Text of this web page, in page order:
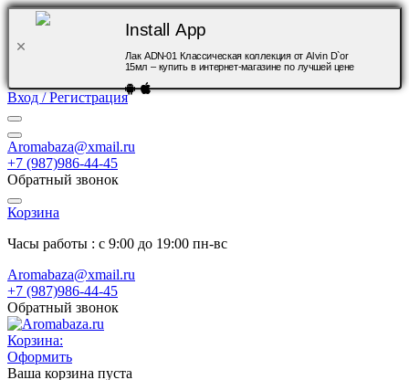
Install App
Лак ADN-01 Классическая коллекция от Alvin D`or
15мл – купить в интернет-магазине по лучшей цене
Вход / Регистрация
Aromabaza@xmail.ru
+7 (987)986-44-45
Обратный звонок
Корзина
Часы работы : с 9:00 до 19:00 пн-вс
Aromabaza@xmail.ru
+7 (987)986-44-45
Обратный звонок
Корзина:
Оформить
Ваша корзина пуста